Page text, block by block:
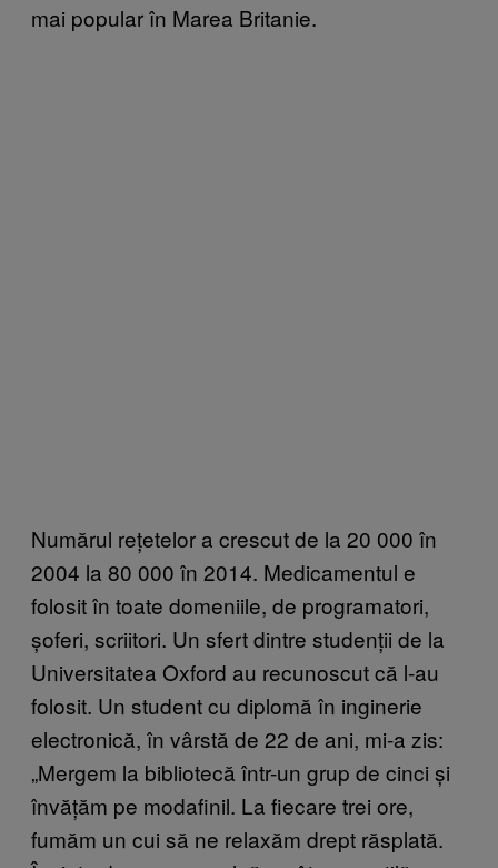
mai popular în Marea Britanie.
Numărul rețetelor a crescut de la 20 000 în
2004 la 80 000 în 2014. Medicamentul e
folosit în toate domeniile, de programatori,
șoferi, scriitori. Un sfert dintre studenții de la
Universitatea Oxford au recunoscut că l-au
folosit. Un student cu diplomă în inginerie
electronică, în vârstă de 22 de ani, mi-a zis:
„Mergem la bibliotecă într-un grup de cinci și
învățăm pe modafinil. La fiecare trei ore,
fumăm un cui să ne relaxăm drept răsplată.